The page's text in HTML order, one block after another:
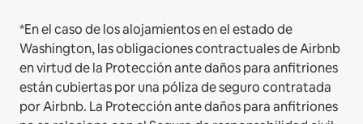
*En el caso de los alojamientos en el estado de
Washington, las obligaciones contractuales de Airbnb
en virtud de la Protección ante daños para anfitriones
están cubiertas por una póliza de seguro contratada
por Airbnb. La Protección ante daños para anfitriones